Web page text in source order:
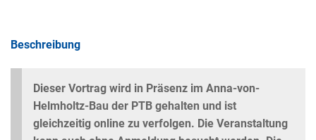
Beschreibung
Dieser Vortrag wird in Präsenz im Anna-von-
Helmholtz-Bau der PTB gehalten und ist
gleichzeitig online zu verfolgen. Die Veranstaltung